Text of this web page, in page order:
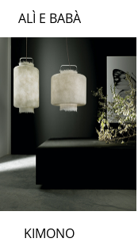
ALÌ E BABÀ
KIMONO